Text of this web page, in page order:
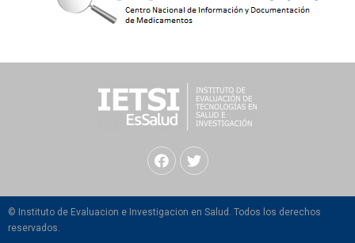
© Instituto de Evaluacion e Investigacion en Salud. Todos los derechos
reservados.